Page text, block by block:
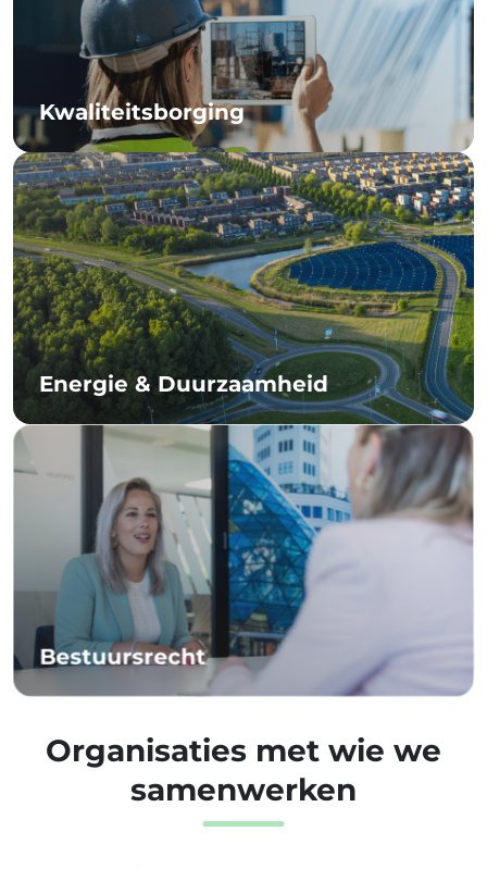
Kwaliteitsborging
Energie & Duurzaamheid
Bestuursrecht
Organisaties met wie we
samenwerken